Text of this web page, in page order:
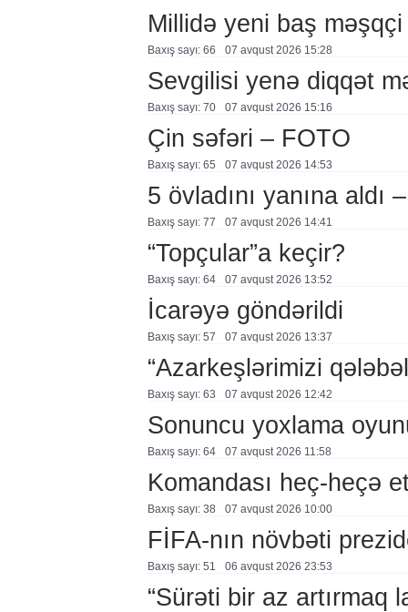
Millidə yeni baş məşqçi
Baxış sayı: 66 07 avqust 2026 15:28
Sevgilisi yenə diqqət
Baxış sayı: 70 07 avqust 2026 15:16
Çin səfəri – FOTO
Baxış sayı: 65 07 avqust 2026 14:53
5 övladını yanına aldı
Baxış sayı: 77 07 avqust 2026 14:41
“Topçular”a keçir?
Baxış sayı: 64 07 avqust 2026 13:52
İcarəyə göndərildi
Baxış sayı: 57 07 avqust 2026 13:37
“Azarkeşlərimizi
Baxış sayı: 63 07 avqust 2026 12:42
Sonuncu yoxlama
Baxış sayı: 64 07 avqust 2026 11:58
Komandası heç-heçə
Baxış sayı: 38 07 avqust 2026 10:00
FİFA-nın növbəti
Baxış sayı: 51 06 avqust 2026 23:53
“Sürəti bir az artırmaq